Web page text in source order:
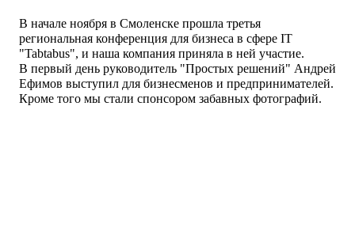
В начале ноября в Смоленске прошла третья
региональная конференция для бизнеса в сфере IT
"Tabtabus", и наша компания приняла в ней участие.
В первый день руководитель "Простых решений" Андрей
Ефимов выступил для бизнесменов и предпринимателей.
Кроме того мы стали спонсором забавных фотографий.